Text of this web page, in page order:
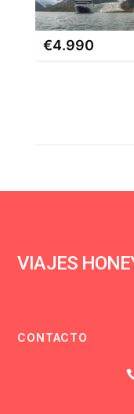
€4.990
VIAJES
CONTACTO